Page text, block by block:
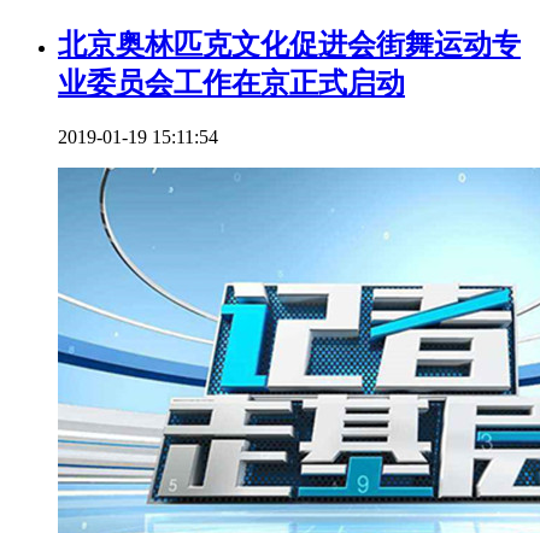
北京奥林匹克文化促进会街舞运动专
业委员会工作在京正式启动
2019-01-19 15:11:54